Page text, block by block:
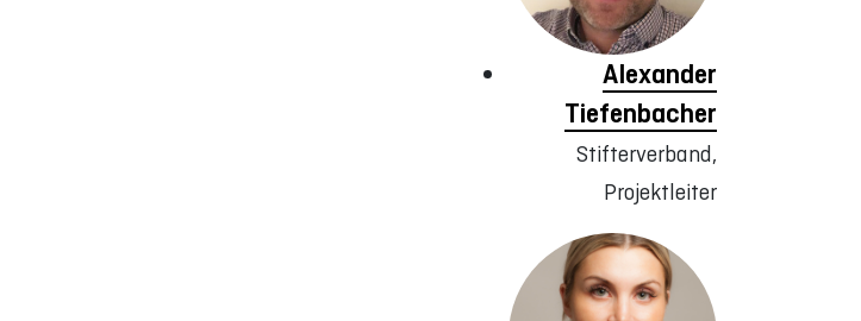
Alexander
Tiefenbacher
Stifterverband,
Projektleiter